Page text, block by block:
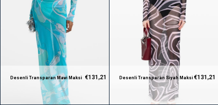
Desenli Transparan Mavi Maksi
Premium Elbise
€131,21
Desenli Transparan Siyah Maksi
Premium Elbise
€131,21